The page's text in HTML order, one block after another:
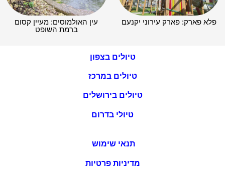
פלא פארק: פארק עירוני יקנעם
עין האולמוסים: מעיין קסום
ברמת השופט
טיולים בצפון
טיולים במרכז
טיולים בירושלים
טיולי בדרום
תנאי שימוש
מדיניות פרטיות